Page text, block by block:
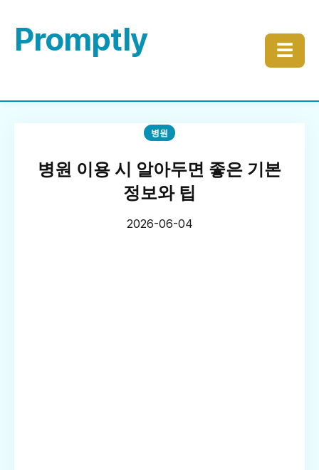
Promptly ☰
병원
병원 이용 시 알아두면 좋은 기본
정보와 팁
2026-06-04